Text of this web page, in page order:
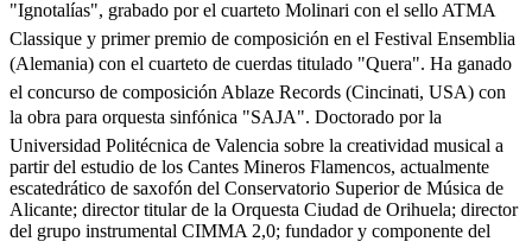
"Ignotalías", grabado por el cuarteto Molinari con el sello ATMA
Classique y primer premio de composición en el Festival Ensemblia
(Alemania) con el cuarteto de cuerdas titulado "Quera". Ha ganado
el concurso de composición Ablaze Records (Cincinati, USA) con
la obra para orquesta sinfónica "SAJA". Doctorado por la
Universidad Politécnica de Valencia sobre la creatividad musical a
partir del estudio de los Cantes Mineros Flamencos, actualmente
escatedrático de saxofón del Conservatorio Superior de Música de
Alicante; director titular de la Orquesta Ciudad de Orihuela; director
del grupo instrumental CIMMA 2,0; fundador y componente del